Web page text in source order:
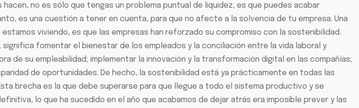
no es sólo que tengas un problema puntual de liquidez, es que puedes acabar
es una cuestión a tener en cuenta, para que no afecte a la solvencia de tu empresa. Una
viviendo, es que las empresas han reforzado su compromiso con la sostenibilidad.
fomentar el bienestar de los empleados y la conciliación entre la vida laboral y
de su empleabilidad; implementar la innovación y la transformación digital en las compañías;
de oportunidades. De hecho, la sostenibilidad está ya prácticamente en todas las
brecha es la que debe superarse para que llegue a todo el sistema productivo y se
lo que ha sucedido en el año que acabamos de dejar atrás era imposible prever y las